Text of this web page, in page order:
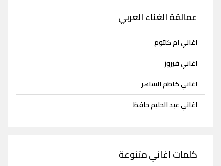
عمالقة الغناء العربي
اغاني ام كلثوم
اغاني فيروز
اغاني كاظم الساهر
اغاني عبد الحليم حافظ
كلمات اغاني متنوعة